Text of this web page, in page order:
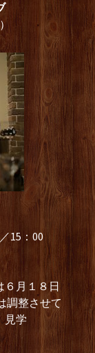
15：00
６月１８日
調整させて
見学